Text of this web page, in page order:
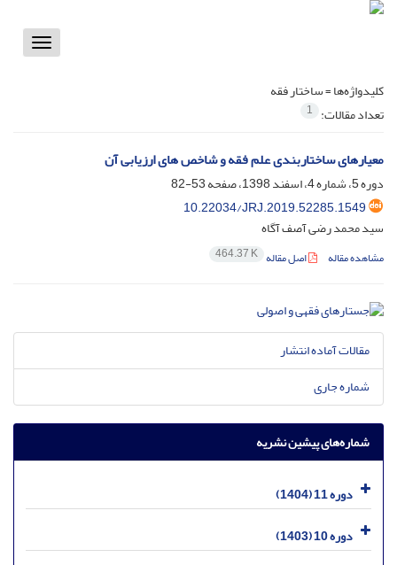
Toggle
کلیدواژه‌ها =ساختار فقه
تعداد مقالات: 1
معیارهای ساختاربندی علم فقه و شاخص های ارزیابی آن
دوره 5، شماره 4، اسفند 1398، صفحه
53-82
10.22034/JRJ.2019.52285.1549
سید محمد رضی آصف آگاه
مشاهده مقاله اصل مقاله 464.37 K
مقالات آماده انتشار
شماره جاری
شماره‌های پیشین نشریه
دوره 11 (1404)
دوره 10 (1403)